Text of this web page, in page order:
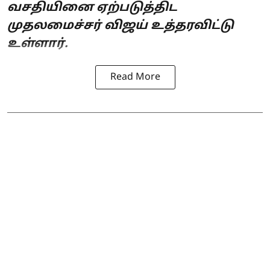
வசதியினை ஏற்படுத்திட
முதலமைச்சர் விஜய் உத்தரவிட்டு
உள்ளார்.
Read More